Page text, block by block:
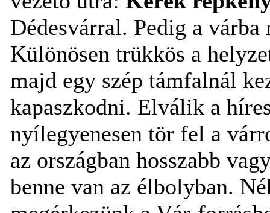
Dédesvárral. Pedig a
Különösen trükkös a
majd egy szép támfalnál
kapaszkodni. Elválik a
nyílegyenesen tör fel a
az országban hosszabb
benne van az élbolyban.